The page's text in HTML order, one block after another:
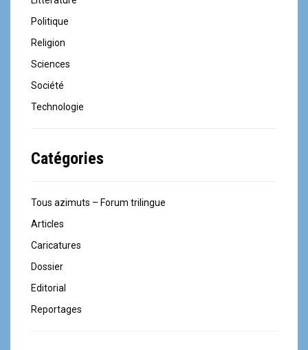
Politique
Religion
Sciences
Société
Technologie
Catégories
Tous azimuts – Forum trilingue
Articles
Caricatures
Dossier
Editorial
Reportages